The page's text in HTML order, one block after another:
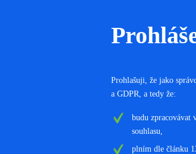
Prohlašuji, že jako
a GDPR, a tedy že:
budu zpracovávat
souhlasu,
plním dle článku